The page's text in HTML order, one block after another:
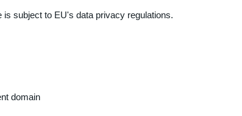
subject to EU's data privacy regulations.
domain